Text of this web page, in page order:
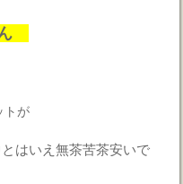
トが
はいえ無茶苦茶安いで